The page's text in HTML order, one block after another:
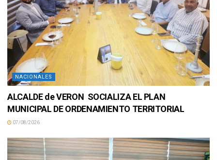
NACIONALES
ALCALDE de VERON SOCIALIZA EL PLAN
MUNICIPAL DE ORDENAMIENTO TERRITORIAL
07/08/2026